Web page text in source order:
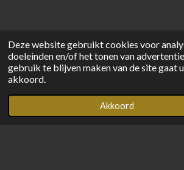
Deze website gebruikt cookies voor
doeleinden en/of het tonen van
gebruik te blijven maken van de site gaat
akkoord.
Akkoord
© 2024 - 2026 Apito Creations
Telefoonnummer